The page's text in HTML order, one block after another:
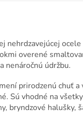
nehrdzavejúcej
overené
nenáročnú údržbu.
prirodzenú chuť a
Sú vhodné na
bryndzové halušky,